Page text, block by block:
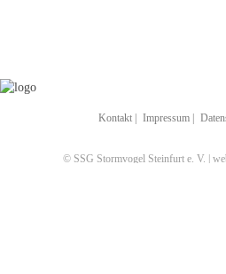
Kontakt Impressum
© SSG Stormvogel Steinfurt e. V. |